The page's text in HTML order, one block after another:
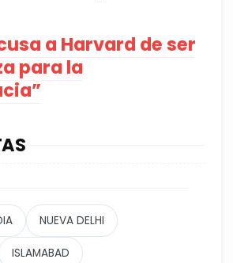
a Harvard de ser
para la
NUEVA DELHI
ISLAMABAD